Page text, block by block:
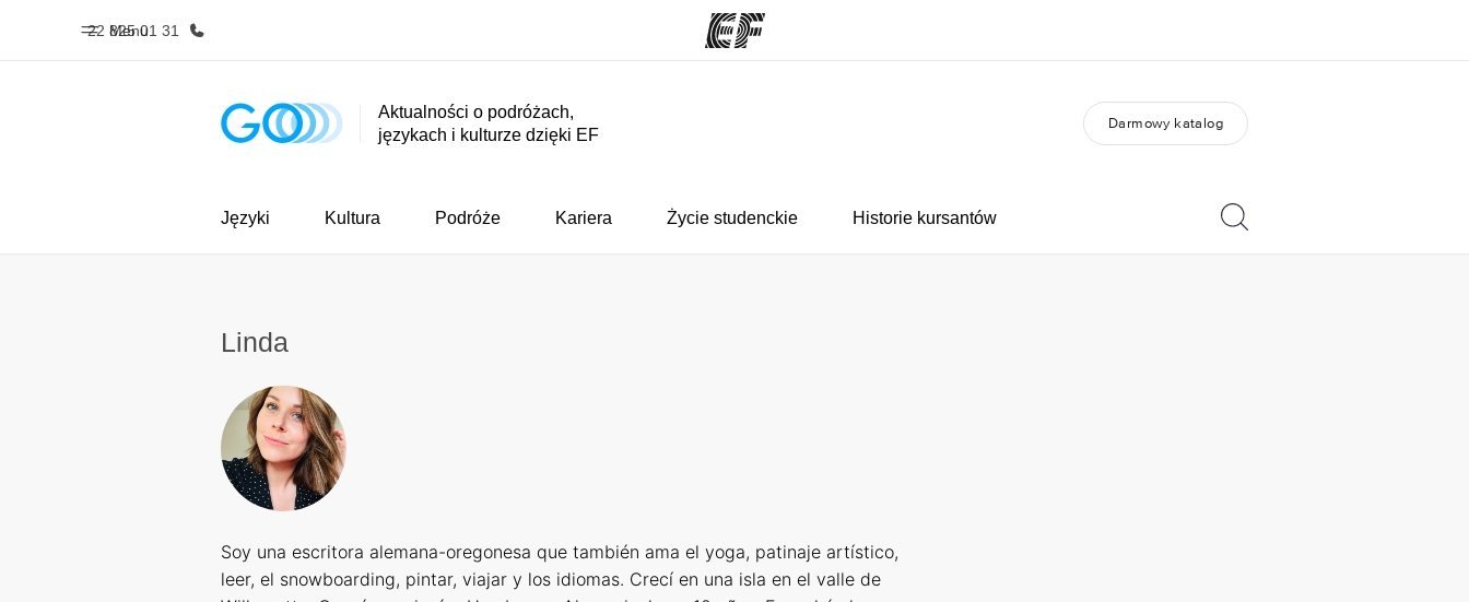
Menu
22 825 01 31
Home Nasze programy Kariera
Aktualności o podróżach,
językach i kulturze dzięki EF
Darmowy katalog
Języki Kultura Podróże Kariera Życie studenckie Historie kursantów
Linda
Soy una escritora alemana-oregonesa que también ama el yoga, patinaje artístico,
leer, el snowboarding, pintar, viajar y los idiomas. Crecí en una isla en el valle de